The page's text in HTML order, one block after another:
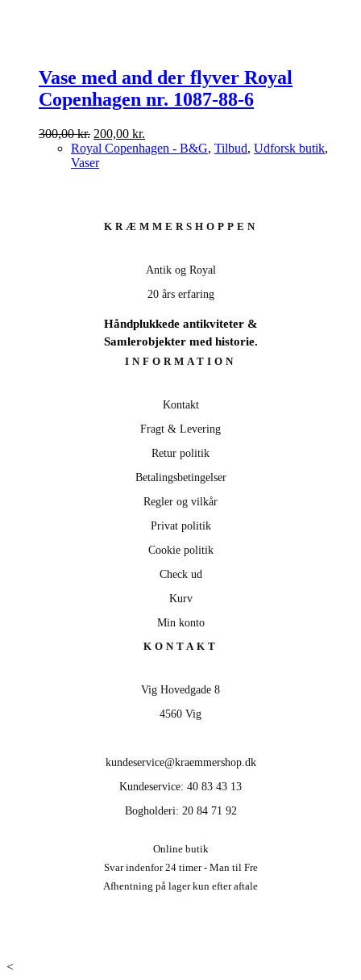
Vase med and der flyver Royal
Copenhagen nr. 1087-88-6
300,00kr. Den
oprindelige
pris
200,00 kr.
aktuelle
Royal Copenhagen - B&G, Tilbud, Udforsk butik,
Vaser
KRÆMMERSHOPPEN
Antik og Royal
20 års erfaring
Håndplukkede antikviteter &
Samlerobjekter med historie.
INFORMATION
Kontakt
Fragt & Levering
Retur politik
Betalingsbetingelser
Regler og vilkår
Privat politik
Cookie politik
Check ud
Kurv
Min konto
KONTAKT
Vig Hovedgade 8
4560 Vig
kundeservice@kraemmershop.dk
Kundeservice: 40 83 43 13
Bogholderi: 20 84 71 92
Online butik
Svar indenfor 24 timer - Man til Fre
Afhentning på lager kun efter aftale
<